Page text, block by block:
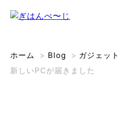
ホーム > Blog > ガジェット
新しいPCが届きました